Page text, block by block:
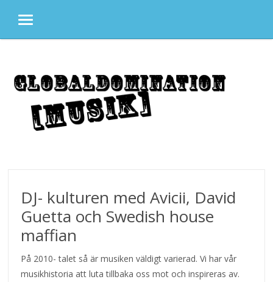
MENU
DJ- kulturen med Avicii, David
Guetta och Swedish house
maffian
På 2010- talet så är musiken väldigt varierad. Vi har vår
musikhistoria att luta tillbaka oss mot och inspireras av.